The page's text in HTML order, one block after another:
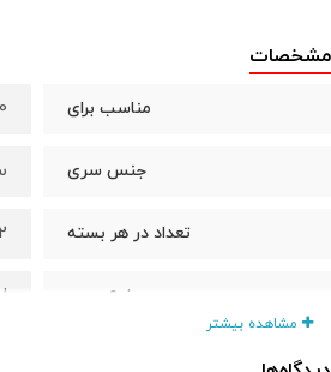
مشخصات
مناسب برای 0 تا 2 ماه
جنس سری
تعداد در هر بسته 2 عدد
نوع سری
مشاهده بیشتر